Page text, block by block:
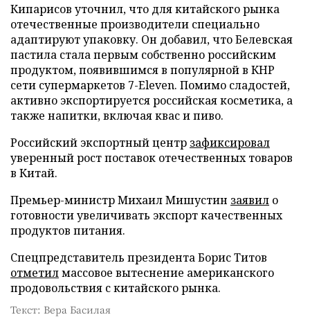
Кипарисов уточнил, что для китайского рынка
отечественные производители специально
адаптируют упаковку. Он добавил, что Белевская
пастила стала первым собственно российским
продуктом, появившимся в популярной в КНР
сети супермаркетов 7-Eleven. Помимо сладостей,
активно экспортируется российская косметика, а
также напитки, включая квас и пиво.
Российский экспортный центр зафиксировал
уверенный рост поставок отечественных товаров
в Китай.
Премьер-министр Михаил Мишустин заявил о
готовности увеличивать экспорт качественных
продуктов питания.
Спецпредставитель президента Борис Титов
отметилмассовое вытеснение американского
продовольствия с китайского рынка.
Текст: Вера Басилая